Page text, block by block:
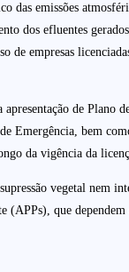
das emissões
dos efluentes
de empresas
apresentação de Plano
Emergência, bem
da vigência da
vegetal nem
(APPs), que